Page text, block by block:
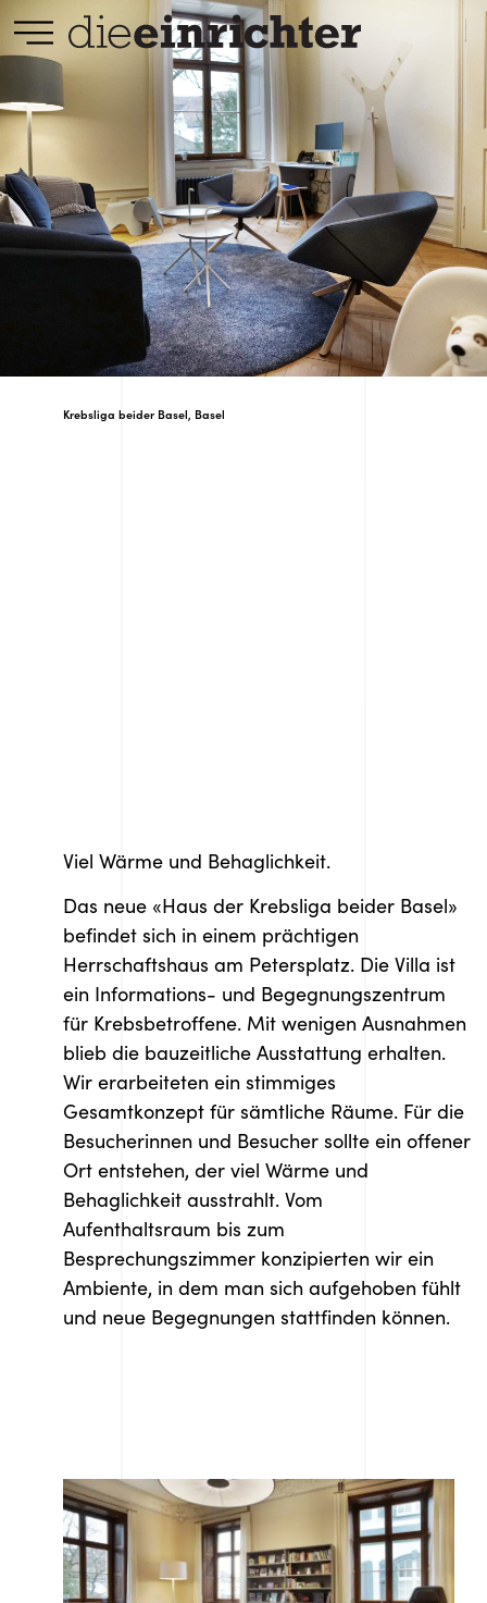
Krebsliga beider Basel, Basel
Viel Wärme und Behaglichkeit.
Das neue «Haus der Krebsliga beider Basel»
befindet sich in einem prächtigen
Herrschaftshaus am Petersplatz. Die Villa ist
ein Informations- und Begegnungszentrum
für Krebsbetroffene. Mit wenigen Ausnahmen
blieb die bauzeitliche Ausstattung erhalten.
Wir erarbeiteten ein stimmiges
Gesamtkonzept für sämtliche Räume. Für die
Besucherinnen und Besucher sollte ein offener
Ort entstehen, der viel Wärme und
Behaglichkeit ausstrahlt. Vom
Aufenthaltsraum bis zum
Besprechungszimmer konzipierten wir ein
Ambiente, in dem man sich aufgehoben fühlt
und neue Begegnungen stattfinden können.